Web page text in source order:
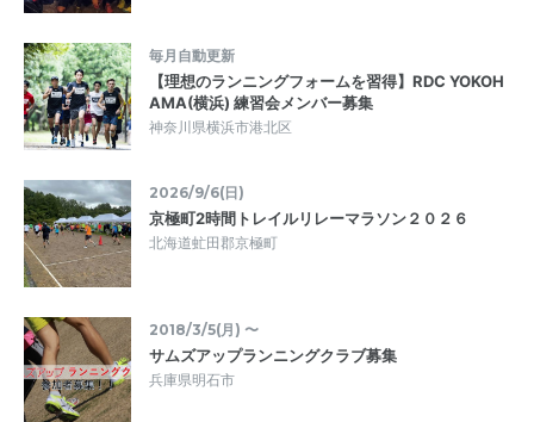
毎月自動更新
【理想のランニングフォームを習得】RDC YOKOH
AMA(横浜) 練習会メンバー募集
神奈川県横浜市港北区
2026/9/6(日)
京極町2時間トレイルリレーマラソン２０２６
北海道虻田郡京極町
2018/3/5(月) 〜
サムズアップランニングクラブ募集
兵庫県明石市